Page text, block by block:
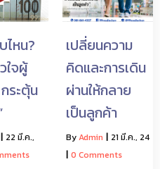
ไหน?
ใจผู้
ระตุ้น
| 22 มี.ค.,
เปลี่ยนความ
คิดและการเดิน
ผ่านให้กลาย
เป็นลูกค้า
ByAdmin | 21 มี.ค., 24
| 0 Comments